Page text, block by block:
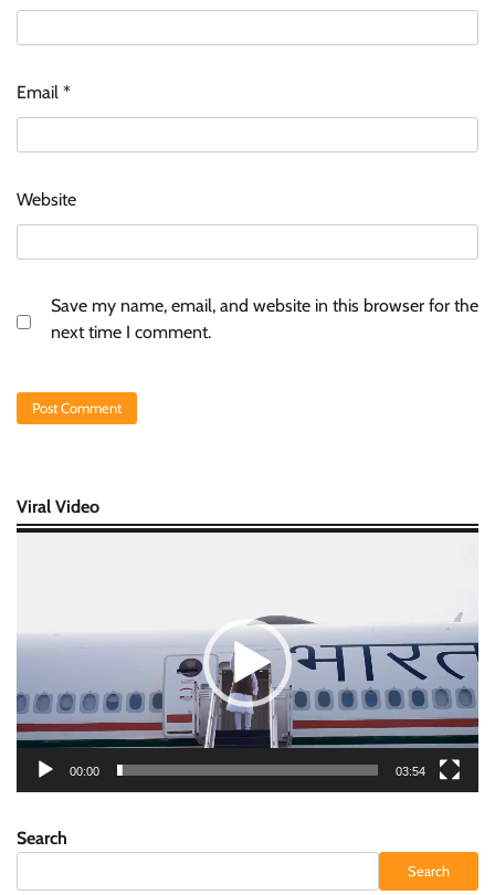
Email *
Website
Save my name, email, and website in this browser for the
next time I comment.
Viral Video
00:00 03:54
Search
Search